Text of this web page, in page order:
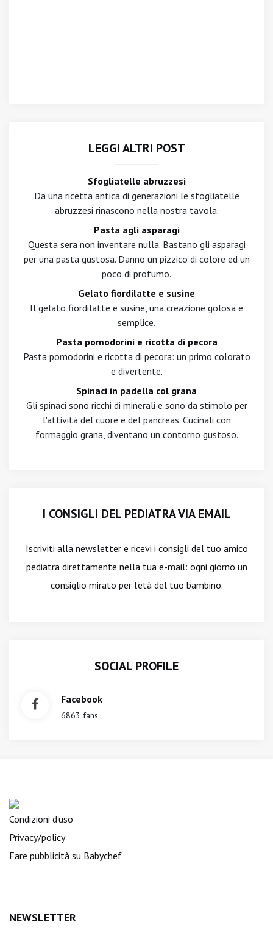
LEGGI ALTRI POST
Sfogliatelle abruzzesi
Da una ricetta antica di generazioni le sfogliatelle
abruzzesi rinascono nella nostra tavola.
Pasta agli asparagi
Questa sera non inventare nulla. Bastano gli asparagi
per una pasta gustosa. Danno un pizzico di colore ed un
poco di profumo.
Gelato fiordilatte e susine
Il gelato fiordilatte e susine, una creazione golosa e
semplice.
Pasta pomodorini e ricotta di pecora
Pasta pomodorini e ricotta di pecora: un primo colorato
e divertente.
Spinaci in padella col grana
Gli spinaci sono ricchi di minerali e sono da stimolo per
l'attività del cuore e del pancreas. Cucinali con
formaggio grana, diventano un contorno gustoso.
I CONSIGLI DEL PEDIATRA VIA EMAIL
Iscriviti alla newslettere ricevi i consigli del tuo amico
pediatra direttamente nella tua e-mail: ogni giorno un
consiglio mirato per l'età del tuo bambino.
SOCIAL PROFILE
Facebook
6863 fans
Condizioni d'uso
Privacy/policy
Fare pubblicità su Babychef
NEWSLETTER